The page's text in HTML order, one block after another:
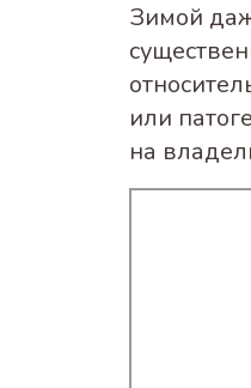
Зимой
или
на